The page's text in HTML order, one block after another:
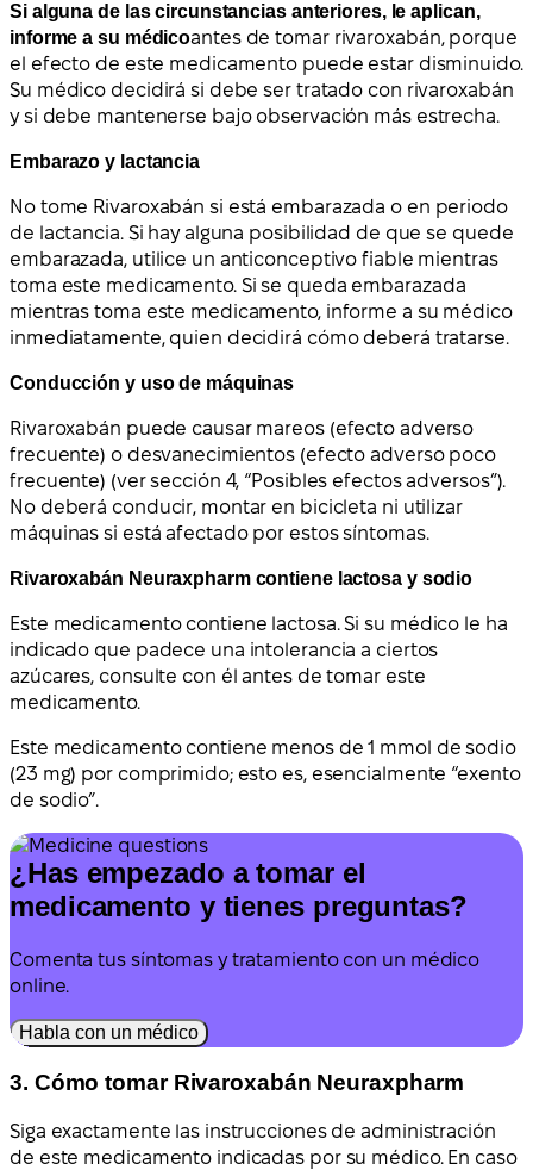
Si alguna de las circunstancias anteriores, le aplican,
informe a su médicoantes de tomar rivaroxabán, porque
el efecto de este medicamento puede estar disminuido.
Su médico decidirá si debe ser tratado con rivaroxabán
y si debe mantenerse bajo observación más estrecha.
Embarazo y lactancia
No tome Rivaroxabán si está embarazada o en periodo
de lactancia. Si hay alguna posibilidad de que se quede
embarazada, utilice un anticonceptivo fiable mientras
toma este medicamento. Si se queda embarazada
mientras toma este medicamento, informe a su médico
inmediatamente, quien decidirá cómo deberá tratarse.
Conducción y uso de máquinas
Rivaroxabán puede causar mareos (efecto adverso
frecuente) o desvanecimientos (efecto adverso poco
frecuente) (ver sección 4, “Posibles efectos adversos”).
No deberá conducir, montar en bicicleta ni utilizar
máquinas si está afectado por estos síntomas.
Rivaroxabán Neuraxpharm contiene lactosa y sodio
Este medicamento contiene lactosa. Si su médico le ha
indicado que padece una intolerancia a ciertos
azúcares, consulte con él antes de tomar este
medicamento.
Este medicamento contiene menos de 1 mmol de sodio
(23 mg) por comprimido; esto es, esencialmente “exento
de sodio”.
¿Has empezado a tomar el
medicamento y tienes preguntas?
Comenta tus síntomas y tratamiento con un médico
online.
Habla con un médico
3. Cómo tomar Rivaroxabán Neuraxpharm
Siga exactamente las instrucciones de administración
de este medicamento indicadas por su médico. En caso